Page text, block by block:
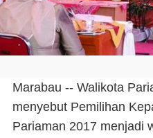
Marabau -- Walikota
menyebut Pemilihan
Pariaman 2017 menjadi